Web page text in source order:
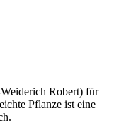
Robert) für
Pflanze ist eine